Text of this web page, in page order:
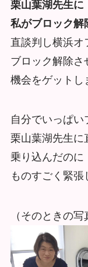
栗山葉湖先生に
私がブロック解
直談判し横浜オ
ブロック解除さ
機会をゲットし
自分でいっぱい
栗山葉湖先生に
乗り込んだのに
ものすごく緊張
（そのときの写